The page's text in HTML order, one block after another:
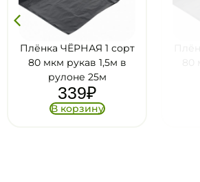
Плёнка ЧЁРНАЯ 1 сорт
80 мкм рукав 1,5м в
рулоне 25м
339₽
В корзину